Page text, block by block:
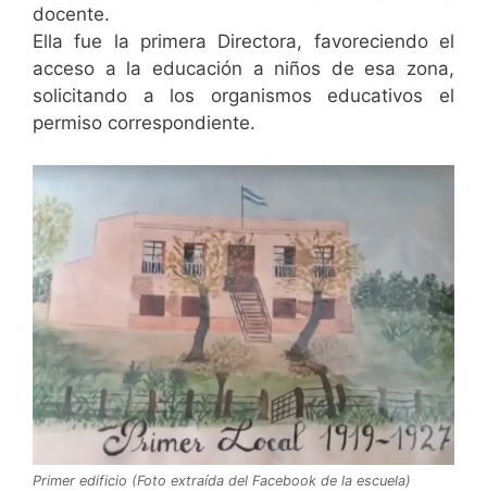
docente.
Ella fue la primera Directora, favoreciendo el
acceso a la educación a niños de esa zona,
solicitando a los organismos educativos el
permiso correspondiente.
Primer edificio (Foto extraída del Facebook de la escuela)